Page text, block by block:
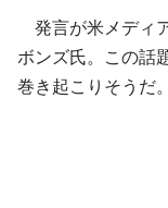
発言が米メディ
ボンズ氏。この話
巻き起こりそうだ。